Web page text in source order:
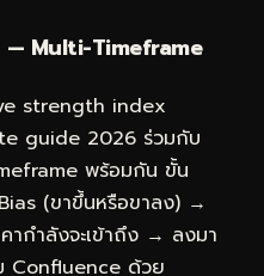
Multi-Timeframe
strength index
guide 2026 ร่วมกับ
พร้อมกัน ขั้น
(ขาขึ้นหรือขาลง) →
ากำลังจะเข้าถึง → ลงมา
ด้วย